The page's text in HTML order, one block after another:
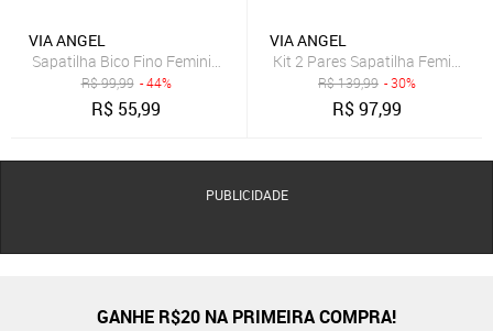
VIA ANGEL
Sapatilha Bico Fino Feminina Com tachas Confortável Via Angel
R$99,99 - 44%
R$ 55,99
VIA ANGEL
R$139,99 - 30%
R$97,99
PUBLICIDADE
GANHE R$20 NA PRIMEIRA COMPRA!